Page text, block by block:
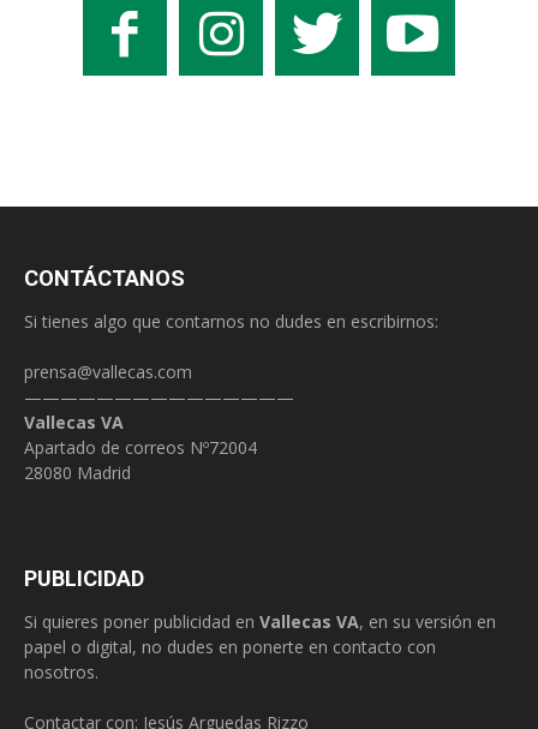
CONTÁCTANOS
Si tienes algo que contarnos no dudes en escribirnos:
prensa@vallecas.com
———————————————
Vallecas VA
Apartado de correos Nº72004
28080 Madrid
PUBLICIDAD
Si quieres poner publicidad en Vallecas VA, en su versión en
papel o digital, no dudes en ponerte en contacto con
nosotros.
Contactar con: Jesús Arguedas Rizzo